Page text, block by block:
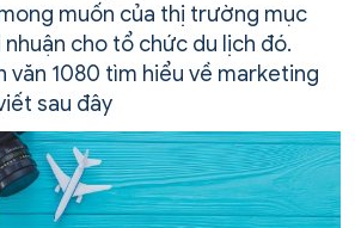
muốn của thị trường mục
cho tổ chức du lịch đó.
văn 1080 tìm hiểu về marketing
sau đây